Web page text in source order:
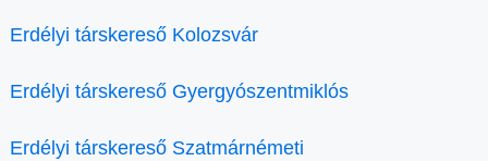
Erdélyi társkereső Kolozsvár
Erdélyi társkereső Gyergyószentmiklós
Erdélyi társkereső Szatmárnémeti